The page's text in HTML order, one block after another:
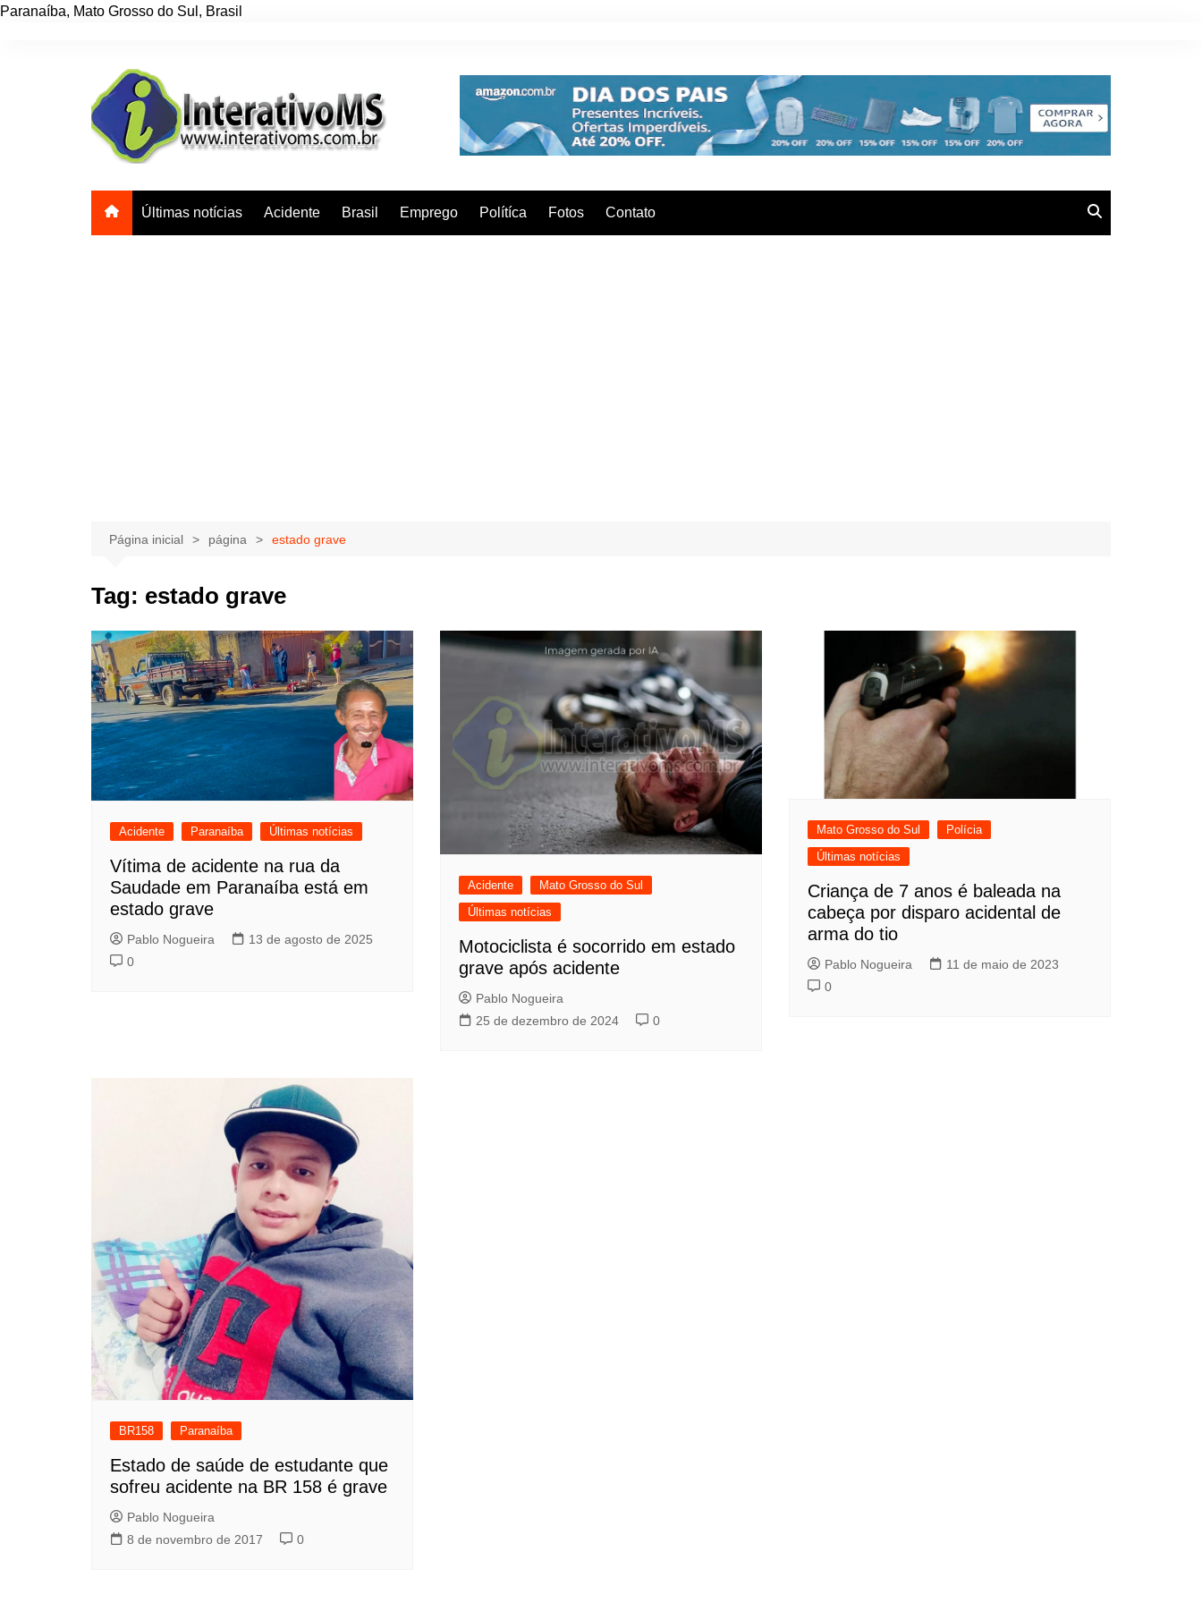
Paranaíba, Mato Grosso do Sul , Brasil
Últimas notícias Acidente Brasil Emprego Polítíca Fotos Contato
Página inicial página estado grave
Tag: estado grave
Acidente Paranaíba Últimas notícias
Vítima de acidente na rua da
Saudade em Paranaíba está em
estado grave
Pablo Nogueira
13 de agosto de 2025
0
Acidente
Mato Grosso do Sul
Últimas notícias
Motociclista é socorrido em estado
grave após acidente
Pablo Nogueira
25 de dezembro de 2024
0
Mato Grosso do Sul
Polícia
Últimas notícias
Criança de 7 anos é baleada na
cabeça por disparo acidental de
arma do tio
Pablo Nogueira
11 de maio de 2023
0
BR158 Paranaíba
Estado de saúde de estudante que
sofreu acidente na BR 158 é grave
Pablo Nogueira
8 de novembro de 2017
0